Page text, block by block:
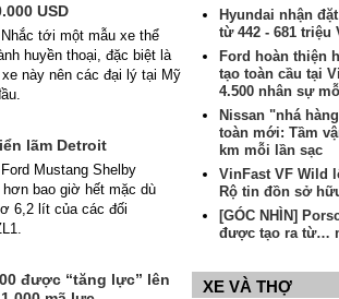
USD
Nhắc tới một mẫu xe thể
huyền thoại, đặc biệt là
này nên các đại lý tại Mỹ
lãm Detroit
Ford Mustang Shelby
bao giờ hết mặc dù
6,2 lít của các đối
được “tăng lực” lên
Hyundai nhận
từ 442 - 681 triệu
Ford hoàn thiện
tạo toàn cầu tại
4.500 nhân sự
Nissan "nhá
toàn mới: Tầm
km mỗi lần sạc
VinFast VF Wild
Rộ tin đồn sở
[GÓC NHÌN]
được tạo ra từ…
XE VÀ THỢ